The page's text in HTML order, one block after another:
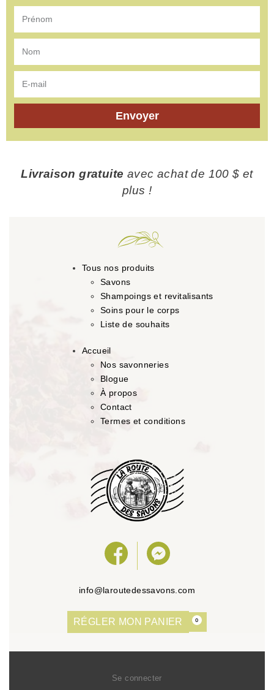
Envoyer
Livraison gratuite avec achat de 100 $ et
plus !
Tous nos produits
Savons
Shampoings et revitalisants
Soins pour le corps
Liste de souhaits
Accueil
Nos savonneries
Blogue
À propos
Contact
Termes et conditions
info@laroutedessavons.com
RÉGLER MON PANIER 0
Se connecter